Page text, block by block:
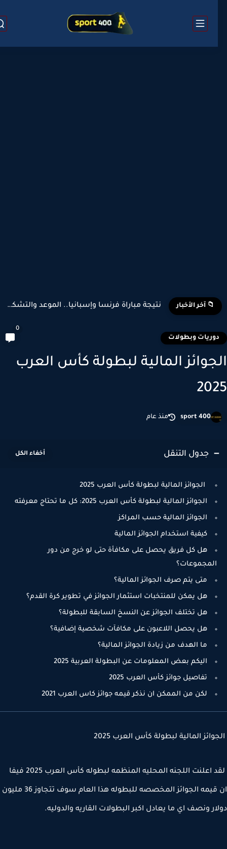
📁 آخر الأخبار تشكيل منتخب إسبانيا وبلجيكا المتوقع في كأس العالم 2026
وبطولات
المالية لبطولة كأس العرب
sport 400 منذ عام
جدول التنقل
الجوائز المالية لبطولة كأس العرب 2025
الجوائز المالية لبطولة كأس العرب 2025: كل ما تحتاج معرفته
الجوائز المالية حسب المراكز
كيفية استخدام الجوائز المالية
هل كل فريق يحصل على مكافأة حتى لو خرج من دور
المجموعات؟
متى يتم صرف الجوائز المالية؟
هل يمكن للمنتخبات استثمار الجوائز في تطوير كرة القدم؟
هل تختلف الجوائز عن النسخ السابقة للبطولة؟
هل يحصل اللاعبون على مكافآت شخصية إضافية؟
ما الهدف من زيادة الجوائز المالية؟
اليكم بعض المعلومات عن البطولة العربية 2025
تفاصيل جوائز كأس العرب 2025
لكن من الممكن ان نذكر قيمه جوائز كاس العرب 2021
المالية لبطولة كأس العرب 2025
لقد اعلنت اللجنه المحليه المنظمه لبطوله كأس العرب 2025 فيفا
ان قيمه الجوائز المخصصه للبطوله هذا العام سوف تتجاوز 36 مليون
ونصف اي ما يعادل اكبر البطولات القاريه والدوليه.